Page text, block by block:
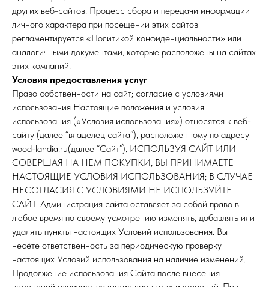
других веб-сайтов. Процесс сбора и передачи информации
личного характера при посещении этих сайтов
регламентируется «Политикой конфиденциальности» или
аналогичными документами, которые расположены на сайтах
этих компаний.
Условия предоставления услуг
Право собственности на сайт; согласие с условиями
использования Настоящие положения и условия
использования («Условия использования») относятся к веб-
сайту (далее “владелец сайта”), расположенному по адресу
wood-landia.ru(далее “Сайт”). ИСПОЛЬЗУЯ САЙТ ИЛИ
СОВЕРШАЯ НА НЕМ ПОКУПКИ, ВЫ ПРИНИМАЕТЕ
НАСТОЯЩИЕ УСЛОВИЯ ИСПОЛЬЗОВАНИЯ; В СЛУЧАЕ
НЕСОГЛАСИЯ С УСЛОВИЯМИ НЕ ИСПОЛЬЗУЙТЕ
САЙТ. Администрация сайта оставляет за собой право в
любое время по своему усмотрению изменять, добавлять или
удалять пункты настоящих Условий использования. Вы
несёте ответственность за периодическую проверку
настоящих Условий использования на наличие изменений.
Продолжение использования Сайта после внесения